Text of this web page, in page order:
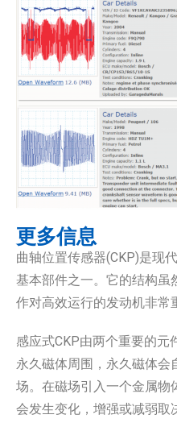
更多信息
曲轴位置传感器(CKP)是现
基本部件之一。它的结构虽
作对高效运行的发动机非常
感应式CKP由两个重要的元
永久磁体周围，永久磁体
场。在磁场引入一个金属物
会发生变化，增强或减弱取